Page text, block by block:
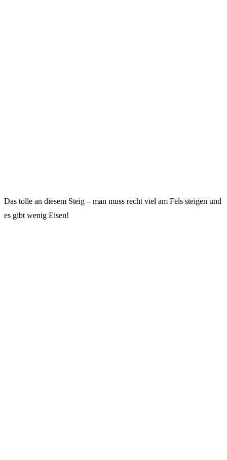
Das tolle an diesem Steig – man muss recht viel am Fels steigen und
es gibt wenig Eisen!